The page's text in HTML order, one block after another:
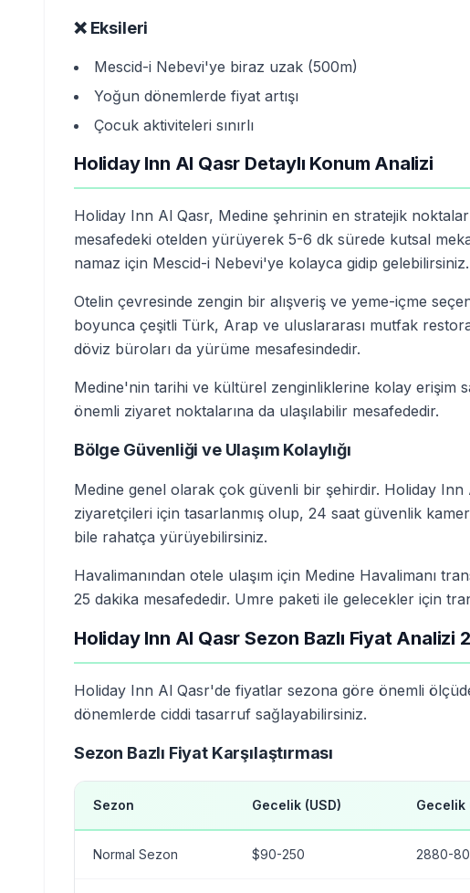
❌ Eksileri
Mescid-i Nebevi'ye biraz uzak (500m)
Yoğun dönemlerde fiyat artışı
Çocuk aktiviteleri sınırlı
Holiday Inn Al Qasr Detaylı Konum Analizi
Holiday Inn Al Qasr, Medine şehrinin en stratejik
mesafedeki otelden yürüyerek 5-6 dk sürede kutsal
namaz için Mescid-i Nebevi'ye kolayca gidip gelebilirsiniz.
Otelin çevresinde zengin bir alışveriş ve yeme-içme
boyunca çeşitli Türk, Arap ve uluslararası mutfak
döviz büroları da yürüme mesafesindedir.
Medine'nin tarihi ve kültürel zenginliklerine kolay erişim
önemli ziyaret noktalarına da ulaşılabilir mesafededir.
Bölge Güvenliği ve Ulaşım Kolaylığı
Medine genel olarak çok güvenli bir şehirdir. Holiday
ziyaretçileri için tasarlanmış olup, 24 saat güvenlik
bile rahatça yürüyebilirsiniz.
Havalimanından otele ulaşım için Medine Havalimanı
25 dakika mesafededir. Umre paketi ile gelecekler için
Holiday Inn Al Qasr Sezon Bazlı Fiyat Analizi
Holiday Inn Al Qasr'de fiyatlar sezona göre önemli
dönemlerde ciddi tasarruf sağlayabilirsiniz.
Sezon Bazlı Fiyat Karşılaştırması
Sezon Gecelik (USD) Gecelik
Normal Sezon $90-250 2880-